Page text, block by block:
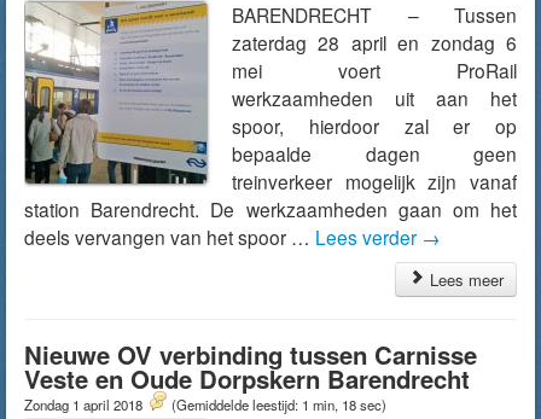
BARENDRECHT – Tussen
zaterdag 28 april en zondag 6
mei voert ProRail
werkzaamheden uit aan het
spoor, hierdoor zal er op
bepaalde dagen geen
treinverkeer mogelijk zijn vanaf
station Barendrecht. De werkzaamheden gaan om het
deels vervangen van het spoor … Lees verder →
Lees meer
Nieuwe OV verbinding tussen Carnisse
Veste en Oude Dorpskern Barendrecht
Zondag 1 april 2018 (Gemiddelde leestijd: 1 min, 18 sec)